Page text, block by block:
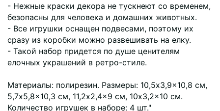
- Нежные краски декора не тускнеют со временем,
безопасны для человека и домашних животных.
- Все игрушки оснащен подвесами, поэтому их
сразу из коробки можно развешивать на елку.
- Такой набор придется по душе ценителям
елочных украшений в ретро-стиле.
Материалы: полирезин. Размеры: 10,5x3,9x10,8 см,
5,7x5,8x10,3 см, 11,2x2,4x9 см, 10x3,2x10 см.
Количество игрушек в наборе: 4 шт."